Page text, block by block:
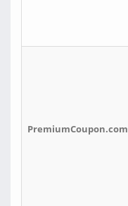
PremiumCoupon.com